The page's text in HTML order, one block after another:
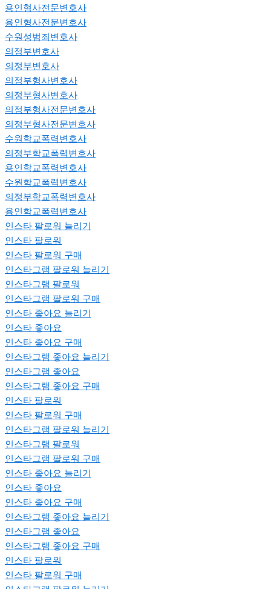
용인형사전문변호사
용인형사전문변호사
수원성범죄변호사
의정부변호사
의정부변호사
의정부형사변호사
의정부형사변호사
의정부형사전문변호사
의정부형사전문변호사
수원학교폭력변호사
의정부학교폭력변호사
용인학교폭력변호사
수원학교폭력변호사
의정부학교폭력변호사
용인학교폭력변호사
인스타 팔로워 늘리기
인스타 팔로워
인스타 팔로워 구매
인스타그램 팔로워 늘리기
인스타그램 팔로워
인스타그램 팔로워 구매
인스타 좋아요 늘리기
인스타 좋아요
인스타 좋아요 구매
인스타그램 좋아요 늘리기
인스타그램 좋아요
인스타그램 좋아요 구매
인스타 팔로워
인스타 팔로워 구매
인스타그램 팔로워 늘리기
인스타그램 팔로워
인스타그램 팔로워 구매
인스타 좋아요 늘리기
인스타 좋아요
인스타 좋아요 구매
인스타그램 좋아요 늘리기
인스타그램 좋아요
인스타그램 좋아요 구매
인스타 팔로워
인스타 팔로워 구매